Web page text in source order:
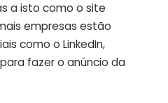
a isto como o site
empresas estão
como o LinkedIn,
fazer o anúncio da